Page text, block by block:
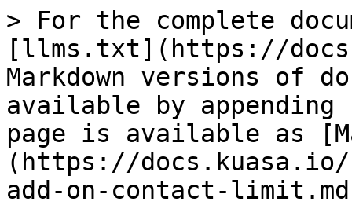
> For the complete
[llms.txt](https://
Markdown versions of
available by
page is available as
(https://
add-on-contact-